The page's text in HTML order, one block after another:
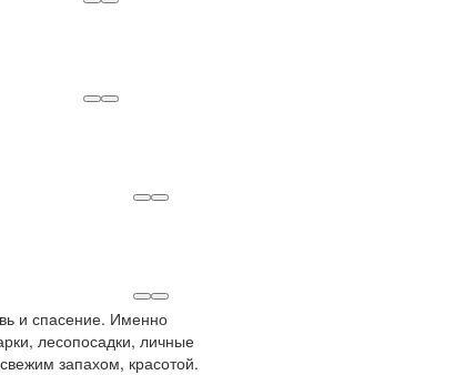
и спасение. Именно
лесопосадки, личные
запахом, красотой.